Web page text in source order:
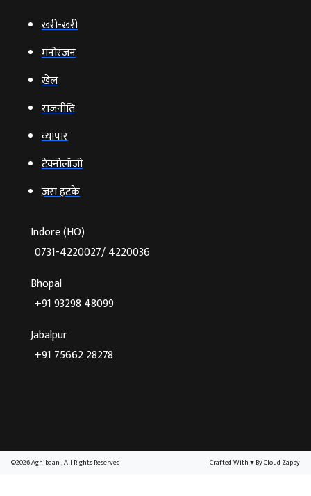
खरी-खरी
मनोरंजन
खेल
राजनीति
व्‍यापार
टेक्‍नोलॉजी
ज़रा हटके
Indore (HO)
0731-4220027/ 4220036
Bhopal
+91 93298 48099
Jabalpur
+91 75662 28278
©2026 Agnibaan , All Rights Reserved Crafted With♥By Cloud Zappy